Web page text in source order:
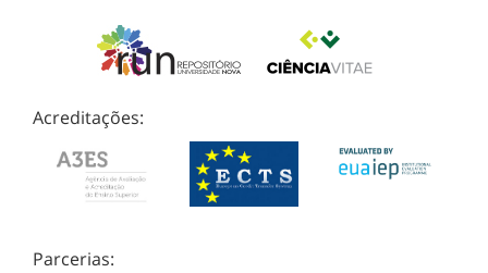
Acreditações:
Parcerias: